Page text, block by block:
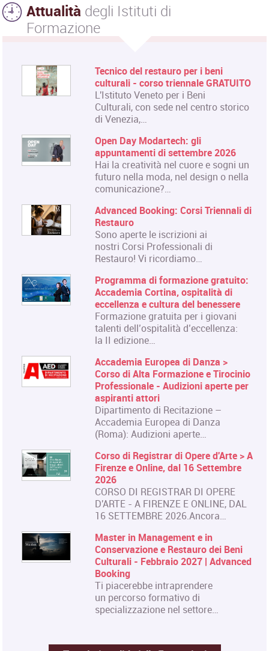
Attualità degli Istituti di
Formazione
Tecnico del restauro per i beni
culturali - corso triennale GRATUITO
L'Istituto Veneto per i Beni
Culturali, con sede nel centro storico
di Venezia,…
Open Day Modartech: gli
appuntamenti di settembre 2026
Hai la creatività nel cuore e sogni un
futuro nella moda, nel design o nella
comunicazione?…
Advanced Booking: Corsi Triennali di
Restauro
Sono aperte le iscrizioni ai
nostri Corsi Professionali di
Restauro! Vi ricordiamo…
Programma di formazione gratuito:
Accademia Cortina, ospitalità di
eccellenza e cultura del benessere
Formazione gratuita per i giovani
talenti dell’ospitalità d’eccellenza:
la II edizione…
Accademia Europea di Danza >
Corso di Alta Formazione e Tirocinio
Professionale - Audizioni aperte per
aspiranti attori
Dipartimento di Recitazione –
Accademia Europea di Danza
(Roma): Audizioni aperte…
Corso di Registrar di Opere d'Arte > A
Firenze e Online, dal 16 Settembre
2026
CORSO DI REGISTRAR DI OPERE
D'ARTE - A FIRENZE E ONLINE, DAL
16 SETTEMBRE 2026.Ancora…
Master in Management e in
Conservazione e Restauro dei Beni
Culturali - Febbraio 2027 | Advanced
Booking
Ti piacerebbe intraprendere
un percorso formativo di
specializzazione nel settore…